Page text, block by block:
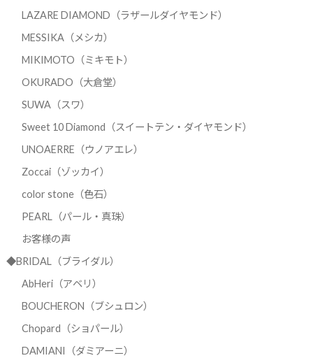
LAZARE DIAMOND（ラザールダイヤモンド）
MESSIKA（メシカ）
MIKIMOTO（ミキモト）
OKURADO（大倉堂）
SUWA（スワ）
Sweet 10 Diamond（スイートテン・ダイヤモンド）
UNOAERRE（ウノアエレ）
Zoccai（ゾッカイ）
color stone（色石）
PEARL（パール・真珠）
お客様の声
◆BRIDAL（ブライダル）
AbHeri（アベリ）
BOUCHERON（ブシュロン）
Chopard（ショパール）
DAMIANI（ダミアーニ）